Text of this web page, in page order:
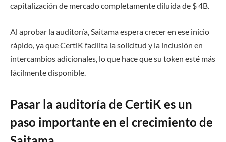
capitalización de mercado completamente diluida de $ 4B.
Al aprobar la auditoría, Saitama espera crecer en ese inicio
rápido, ya que CertiK facilita la solicitud y la inclusión en
intercambios adicionales, lo que hace que su token esté más
fácilmente disponible.
Pasar la auditoría de CertiK es un
paso importante en el crecimiento de